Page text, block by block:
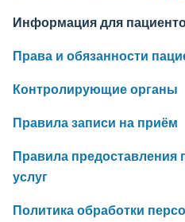
Информация для
Права и обязанности
Контролирующие органы
Правила записи на приём
Правила предоставления
услуг
Политика обработки